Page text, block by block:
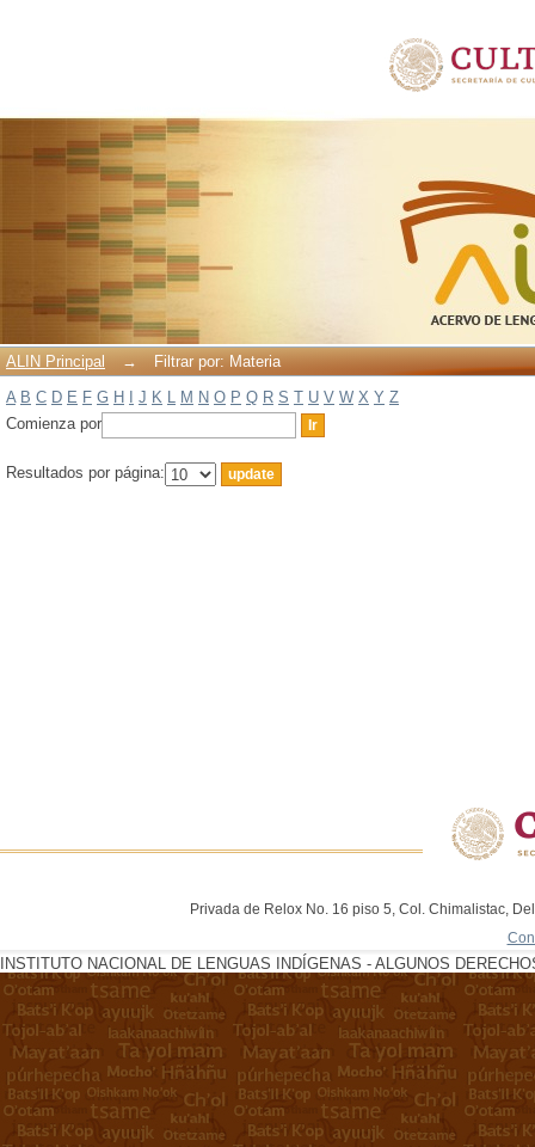
ALIN Principal →
Filtrar por: Materia
A B C D E F G H J K L M N O P Q R S T U V W X Y Z
Comienza por
Resultados por página:
Privada de Relox No. 16 piso 5, Col. Chimalistac,
INSTITUTO NACIONAL DE LENGUAS INDÍGENAS - ALGUNOS